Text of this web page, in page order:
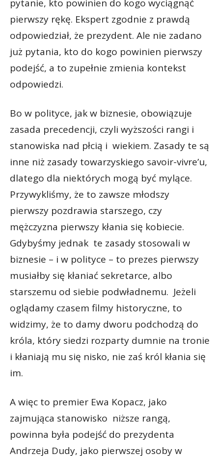
pytanie, kto powinien do kogo wyciągnąć
pierwszy rękę. Ekspert zgodnie z prawdą
odpowiedział, że prezydent. Ale nie zadano
już pytania, kto do kogo powinien pierwszy
podejść, a to zupełnie zmienia kontekst
odpowiedzi.
Bo w polityce, jak w biznesie, obowiązuje
zasada precedencji, czyli wyższości rangi i
stanowiska nad płcią i wiekiem. Zasady te są
inne niż zasady towarzyskiego savoir-vivre’u,
dlatego dla niektórych mogą być mylące.
Przywykliśmy, że to zawsze młodszy
pierwszy pozdrawia starszego, czy
mężczyzna pierwszy kłania się kobiecie.
Gdybyśmy jednak te zasady stosowali w
biznesie – i w polityce – to prezes pierwszy
musiałby się kłaniać sekretarce, albo
starszemu od siebie podwładnemu. Jeżeli
oglądamy czasem filmy historyczne, to
widzimy, że to damy dworu podchodzą do
króla, który siedzi rozparty dumnie na tronie
i kłaniają mu się nisko, nie zaś król kłania się
im.
A więc to premier Ewa Kopacz, jako
zajmująca stanowisko niższe rangą,
powinna była podejść do prezydenta
Andrzeja Dudy, jako pierwszej osoby w